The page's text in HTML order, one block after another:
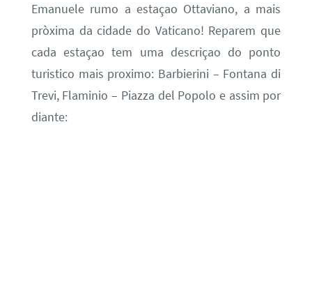
Emanuele rumo a estaçao Ottaviano, a mais
pròxima da cidade do Vaticano! Reparem que
cada estaçao tem uma descriçao do ponto
turistico mais proximo: Barbierini – Fontana di
Trevi, Flaminio – Piazza del Popolo e assim por
diante: